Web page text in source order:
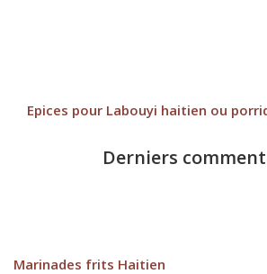
Epices pour Labouyi haitien ou
Derniers
Marinades frits Haitien